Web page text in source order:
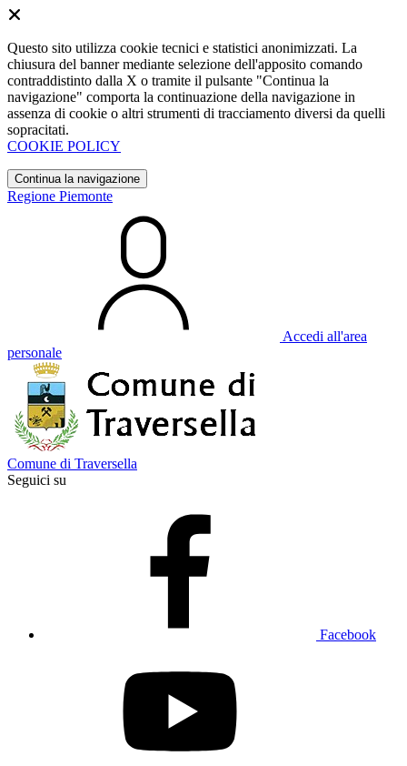
Questo sito utilizza cookie tecnici e statistici anonimizzati. La
chiusura del banner mediante selezione dell'apposito comando
contraddistinto dalla X o tramite il pulsante "Continua la
navigazione" comporta la continuazione della navigazione in
assenza di cookie o altri strumenti di tracciamento diversi da quelli
sopracitati.
COOKIE POLICY
Continua la navigazione
Regione Piemonte
Accedi all'area
personale
Comune di Traversella
Seguici su
Facebook